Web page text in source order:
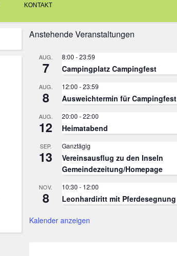
KONTAKT
Anstehende Veranstaltungen
AUG.
7
8:00 -23:59
Campingplatz Campingfest
AUG.
8
12:00 -23:59
Ausweichtermin für Campingfest
AUG.
12
20:00 -22:00
Heimatabend
SEP.
13
Ganztägig
Vereinsausflug zu den Inseln
Gemeindezeitung/Homepage
NOV.
8
10:30 - 12:00
Leonhardiritt mit Pferdesegnung
Kalender anzeigen